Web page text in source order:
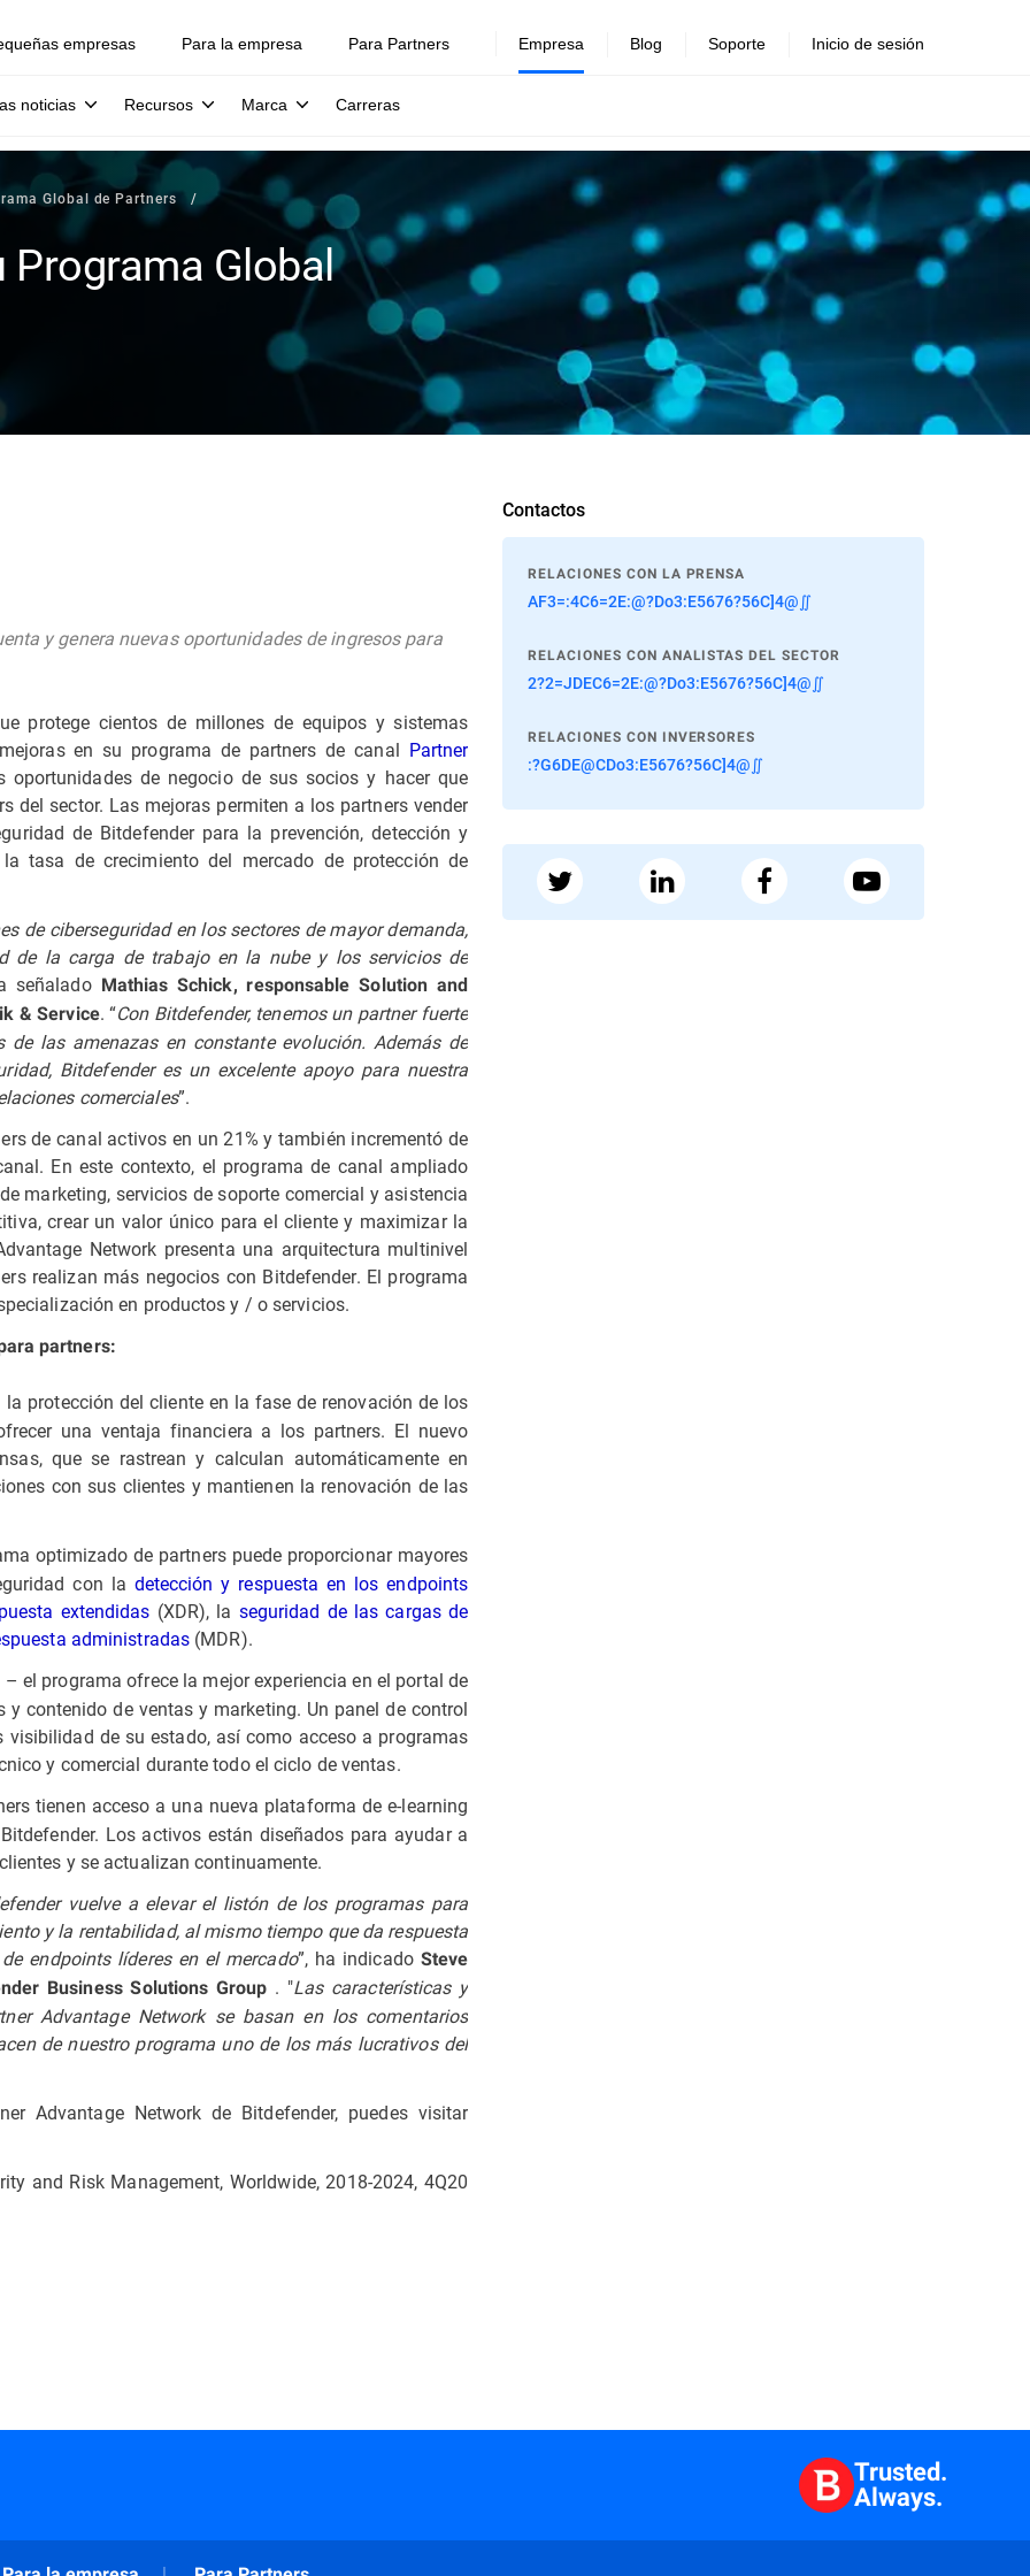
empresas Para la empresa Para Partners Empresa
noticias Recursos Marca Carreras
Blog Soporte Inicio de sesión
Global de Partners
Global
y genera nuevas oportunidades de ingresos para
protege cientos de millones de equipos y sistemas
en su programa de partners de canal Partner
oportunidades de negocio de sus socios y hacer que
del sector. Las mejoras permiten a los partners vender
de Bitdefender para la prevención, detección y
tasa de crecimiento del mercado de protección de
de ciberseguridad en los sectores de mayor demanda,
de la carga de trabajo en la nube y los servicios de
señalado Mathias Schick, responsable Solution and
& Service. “Con Bitdefender, tenemos un partner fuerte
las amenazas en constante evolución. Además de
Bitdefender es un excelente apoyo para nuestra
comerciales”.
de canal activos en un 21% y también incrementó de
En este contexto, el programa de canal ampliado
marketing, servicios de soporte comercial y asistencia
crear un valor único para el cliente y maximizar la
Network presenta una arquitectura multinivel
realizan más negocios con Bitdefender. El programa
en productos y / o servicios.
partners:
protección del cliente en la fase de renovación de los
una ventaja financiera a los partners. El nuevo
que se rastrean y calculan automáticamente en
con sus clientes y mantienen la renovación de las
optimizado de partners puede proporcionar mayores
con la detección y respuesta en los endpoints
extendidas (XDR), la seguridad de las cargas de
administradas (MDR).
– el programa ofrece la mejor experiencia en el portal de
contenido de ventas y marketing. Un panel de control
de su estado, así como acceso a programas
y comercial durante todo el ciclo de ventas.
tienen acceso a una nueva plataforma de e-learning
Los activos están diseñados para ayudar a
y se actualizan continuamente.
vuelve a elevar el listón de los programas para
y la rentabilidad, al mismo tiempo que da respuesta
endpoints líderes en el mercado”, ha indicadoSteve
Business Solutions Group . "Las características y
Advantage Network se basan en los comentarios
de nuestro programa uno de los más lucrativos del
Advantage Network de Bitdefender, puedes visitar
and Risk Management, Worldwide, 2018-2024, 4Q20
Contactos
RELACIONES CON LA PRENSA
AF3=:4C6=2E:@?Do3:E5676?56C]4@∬
RELACIONES CON ANALISTAS DEL SECTOR
2?2=JDEC6=2E:@?Do3:E5676?56C]4@∬
RELACIONES CON INVERSORES
:?G6DE@CDo3:E5676?56C]4@∬
Trusted.
Always.